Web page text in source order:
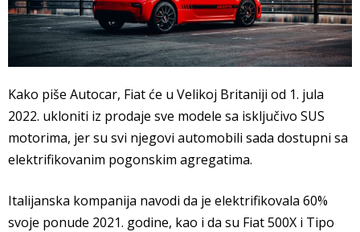
Kako piše Autocar, Fiat će u Velikoj Britaniji od 1. jula
2022. ukloniti iz prodaje sve modele sa isključivo SUS
motorima, jer su svi njegovi automobili sada dostupni sa
elektrifikovanim pogonskim agregatima.
Italijanska kompanija navodi da je elektrifikovala 60%
svoje ponude 2021. godine, kao i da su Fiat 500X i Tipo